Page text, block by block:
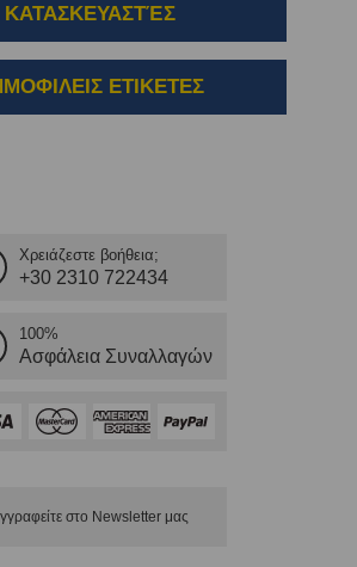
ΚΑΤΑΣΚΕΥΑΣΤΈΣ
ΕΤΙΚΕΤΕΣ
Χρειάζεστε βοήθεια;
+30 2310 722434
100%
Ασφάλεια Συναλλαγών
στο Νewsletter μας